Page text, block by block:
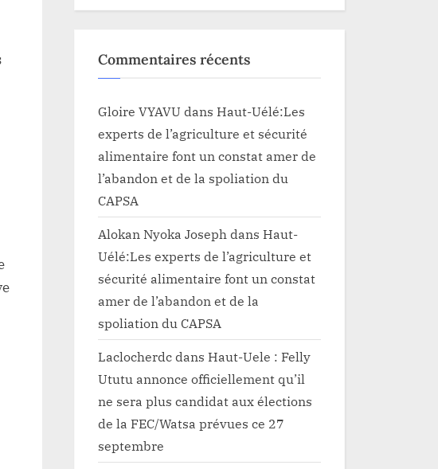
Commentaires récents
Gloire VYAVU dans Haut-Uélé:Les
experts de l’agriculture et sécurité
alimentaire font un constat amer de
l’abandon et de la spoliation du
CAPSA
Alokan Nyoka Joseph dans Haut-
Uélé:Les experts de l’agriculture et
sécurité alimentaire font un constat
amer de l’abandon et de la
spoliation du CAPSA
Laclocherdcdans Haut-Uele : Felly
Ututu annonce officiellement qu’il
ne sera plus candidat aux élections
de la FEC/Watsa prévues ce 27
septembre